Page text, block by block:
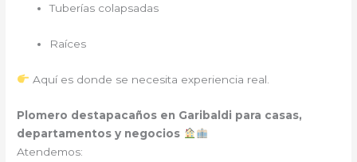
Tuberías colapsadas
Raíces
Aquí es donde se necesita experiencia real.
Plomero destapacaños en Garibaldi para casas,
departamentos y negocios
Atendemos: